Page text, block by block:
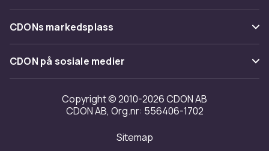
Tilbakekallinger
Varemerker
Om oss
Kundeanmeldelser
Jobbe på CDON
Investor relations
Tilgjengelighet
CDONs markedsplass
Merchant Help Center
CDON på sosiale medier
Copyright © 2010-2026 CDON AB
CDON AB, Org.nr: 556406-1702
Sitemap